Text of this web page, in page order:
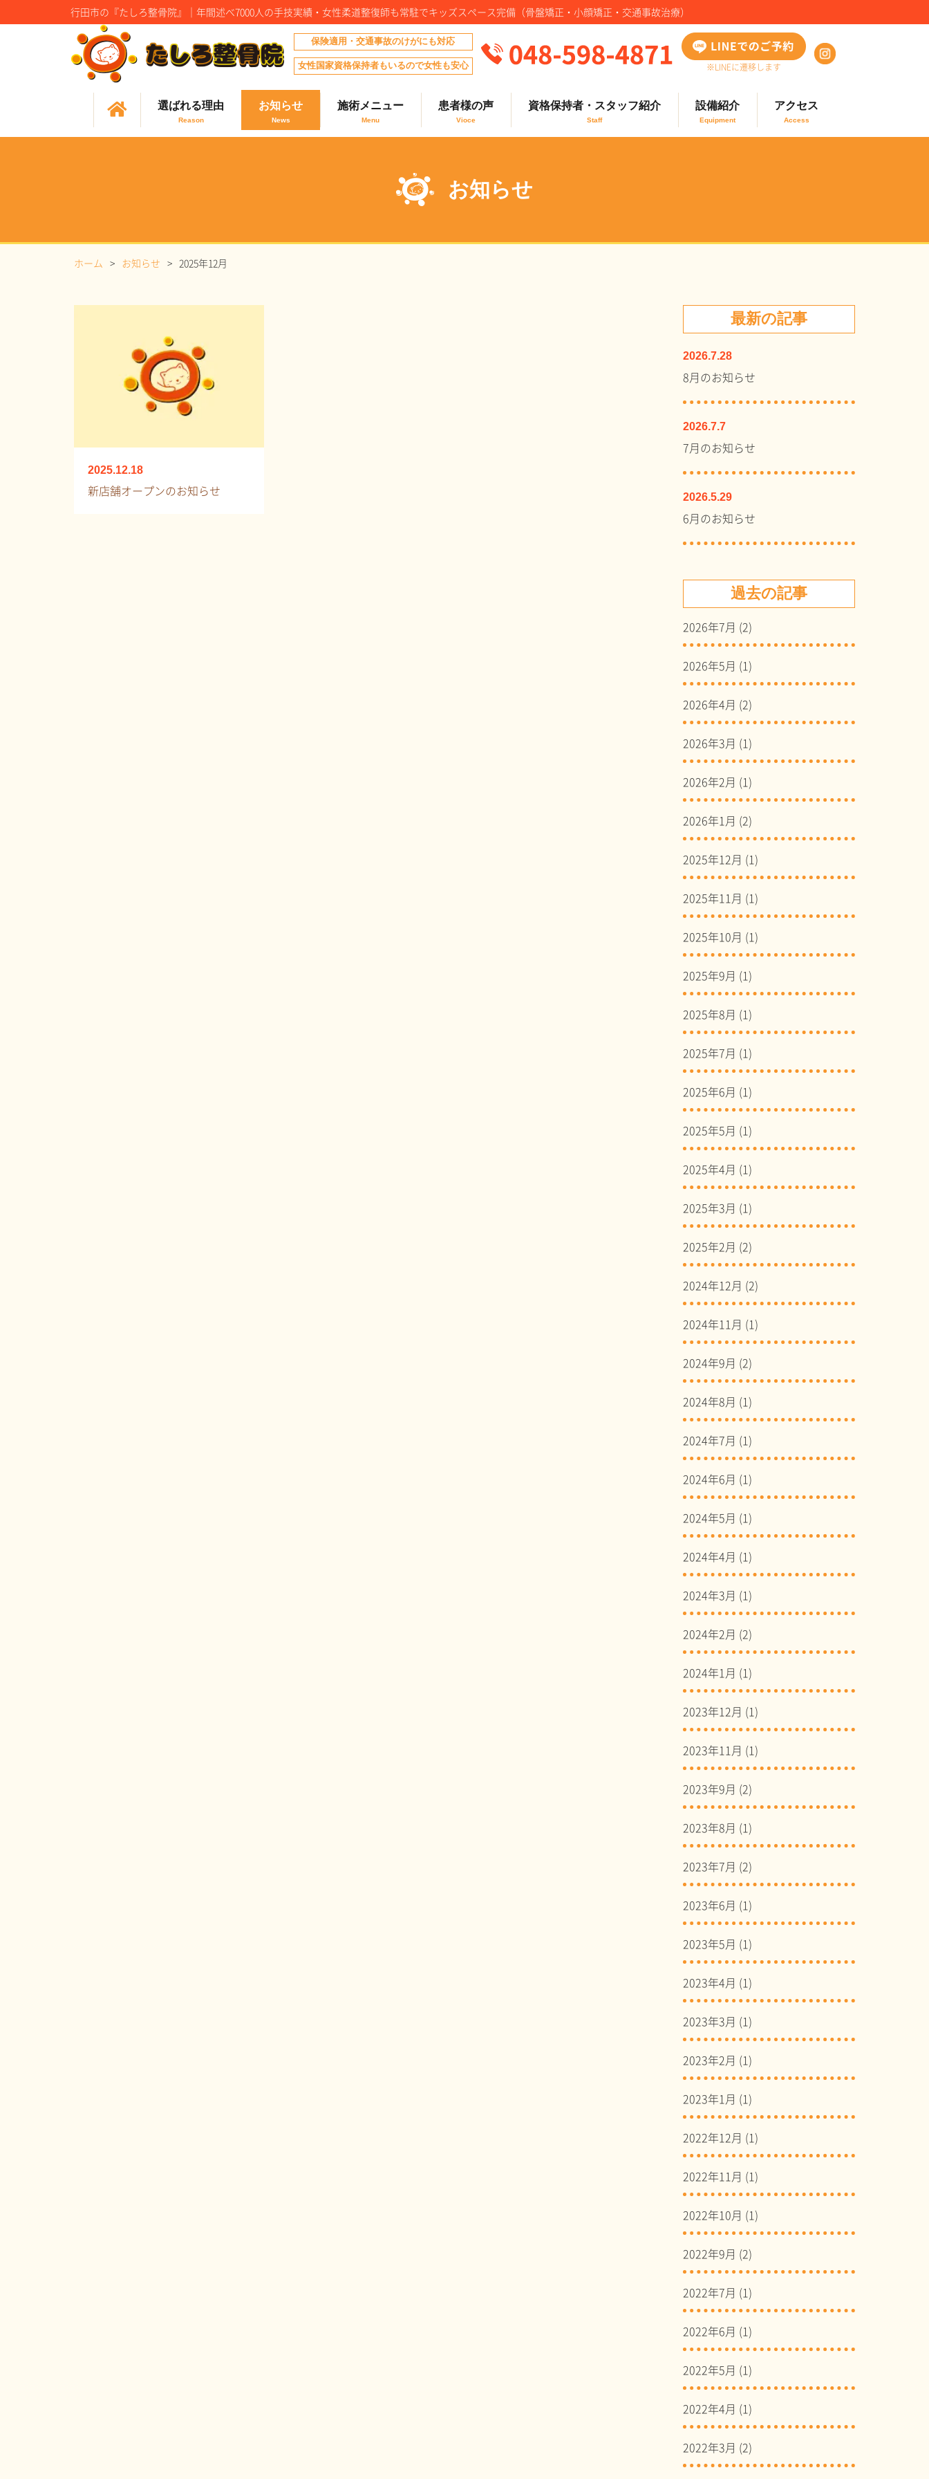
行田市の『たしろ整骨院』｜年間述べ7000人の手技実績・女性柔道整復師も常駐でキッズスペース完備（骨盤矯正・小顔矯正・交通事故治療）
保険適用・交通事故のけがにも対応
女性国家資格保持者もいるので女性も安心 ※LINEに遷移します
選ばれる理由 お知らせ 施術メニュー 患者様の声 資格保持者・スタッフ紹介 設備紹介 アクセス
お知らせ
ホーム お知らせ 2025年12月
2025.12.18
新店舗オープンのお知らせ
最新の記事
8月のお知らせ
2026.7.28
7月のお知らせ
2026.7.7
6月のお知らせ
2026.5.29
過去の記事
2026年7月 (2)
2026年5月 (1)
2026年4月 (2)
2026年3月 (1)
2026年2月 (1)
2026年1月 (2)
2025年12月 (1)
2025年11月 (1)
2025年10月 (1)
2025年9月 (1)
2025年8月 (1)
2025年7月 (1)
2025年6月 (1)
2025年5月 (1)
2025年4月 (1)
2025年3月 (1)
2025年2月 (2)
2024年12月 (2)
2024年11月 (1)
2024年9月 (2)
2024年8月 (1)
2024年7月 (1)
2024年6月 (1)
2024年5月 (1)
2024年4月 (1)
2024年3月 (1)
2024年2月 (2)
2024年1月 (1)
2023年12月 (1)
2023年11月 (1)
2023年9月 (2)
2023年8月 (1)
2023年7月 (2)
2023年6月 (1)
2023年5月 (1)
2023年4月 (1)
2023年3月 (1)
2023年2月 (1)
2023年1月 (1)
2022年12月 (1)
2022年11月 (1)
2022年10月 (1)
2022年9月 (2)
2022年7月 (1)
2022年6月 (1)
2022年5月 (1)
2022年4月 (1)
2022年3月 (2)